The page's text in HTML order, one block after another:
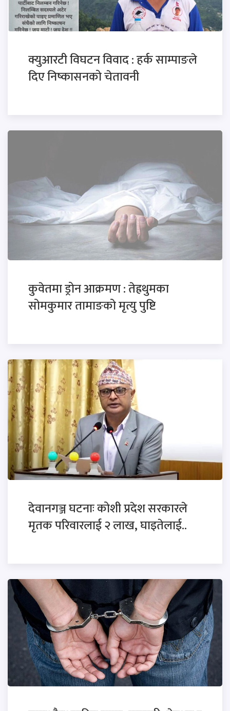
क्युआरटी विघटन विवाद : हर्क साम्पाङले
दिए निष्कासनको चेतावनी
कुवेतमा ड्रोन आक्रमण : तेह्रथुमका
सोमकुमार तामाङको मृत्यु पुष्टि
देवानगञ्ज घटनाः कोशी प्रदेश सरकारले
मृतक परिवारलाई २ लाख, घाइतेलाई..